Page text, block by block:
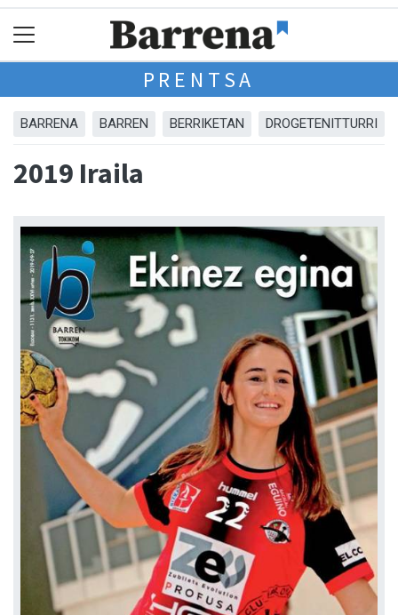
PRENTSA
BARRENA BARREN BERRIKETAN DROGETENITTURRI
2019 Iraila